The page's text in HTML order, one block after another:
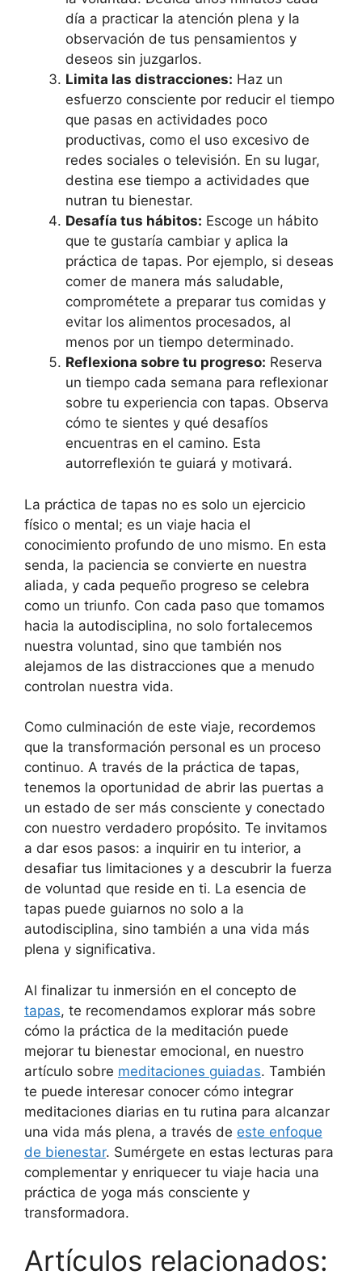
día a practicar la atención plena y la
observación de tus pensamientos y
deseos sin juzgarlos.
Limita las distracciones: Haz un
esfuerzo consciente por reducir el tiempo
que pasas en actividades poco
productivas, como el uso excesivo de
redes sociales o televisión. En su lugar,
destina ese tiempo a actividades que
nutran tu bienestar.
Desafía tus hábitos: Escoge un hábito
que te gustaría cambiar y aplica la
práctica de tapas. Por ejemplo, si deseas
comer de manera más saludable,
comprométete a preparar tus comidas y
evitar los alimentos procesados, al
menos por un tiempo determinado.
Reflexiona sobre tu progreso: Reserva
un tiempo cada semana para reflexionar
sobre tu experiencia con tapas. Observa
cómo te sientes y qué desafíos
encuentras en el camino. Esta
autorreflexión te guiará y motivará.
La práctica de tapas no es solo un ejercicio
físico o mental; es un viaje hacia el
conocimiento profundo de uno mismo. En esta
senda, la paciencia se convierte en nuestra
aliada, y cada pequeño progreso se celebra
como un triunfo. Con cada paso que tomamos
hacia la autodisciplina, no solo fortalecemos
nuestra voluntad, sino que también nos
alejamos de las distracciones que a menudo
controlan nuestra vida.
Como culminación de este viaje, recordemos
que la transformación personal es un proceso
continuo. A través de la práctica de tapas,
tenemos la oportunidad de abrir las puertas a
un estado de ser más consciente y conectado
con nuestro verdadero propósito. Te invitamos
a dar esos pasos: a inquirir en tu interior, a
desafiar tus limitaciones y a descubrir la fuerza
de voluntad que reside en ti. La esencia de
tapas puede guiarnos no solo a la
autodisciplina, sino también a una vida más
plena y significativa.
Al finalizar tu inmersión en el concepto de
tapas, te recomendamos explorar más sobre
cómo la práctica de la meditación puede
mejorar tu bienestar emocional, en nuestro
artículo sobre meditaciones guiadas. También
te puede interesar conocer cómo integrar
meditaciones diarias en tu rutina para alcanzar
una vida más plena, a través de este enfoque
de bienestar. Sumérgete en estas lecturas para
complementar y enriquecer tu viaje hacia una
práctica de yoga más consciente y
transformadora.
Artículos relacionados: